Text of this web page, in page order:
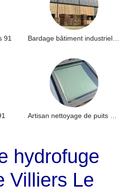
91
hydrofuge
Villiers Le